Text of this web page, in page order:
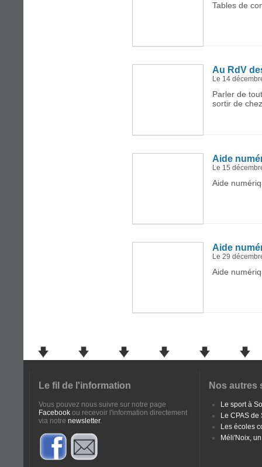
Tables de
Au RdV
Le 14
Parler de
sortir de
Aide
Le 15
Aide
Aide
Le 29
Aide
Le fil de l'information
Vous pouvez nous suivre sur notre page
Facebook ou recevoir l'information directement
via notre newsletter.
Nos autres
Le sport à
Le CPAS
Les écoles
Méli'Noix,